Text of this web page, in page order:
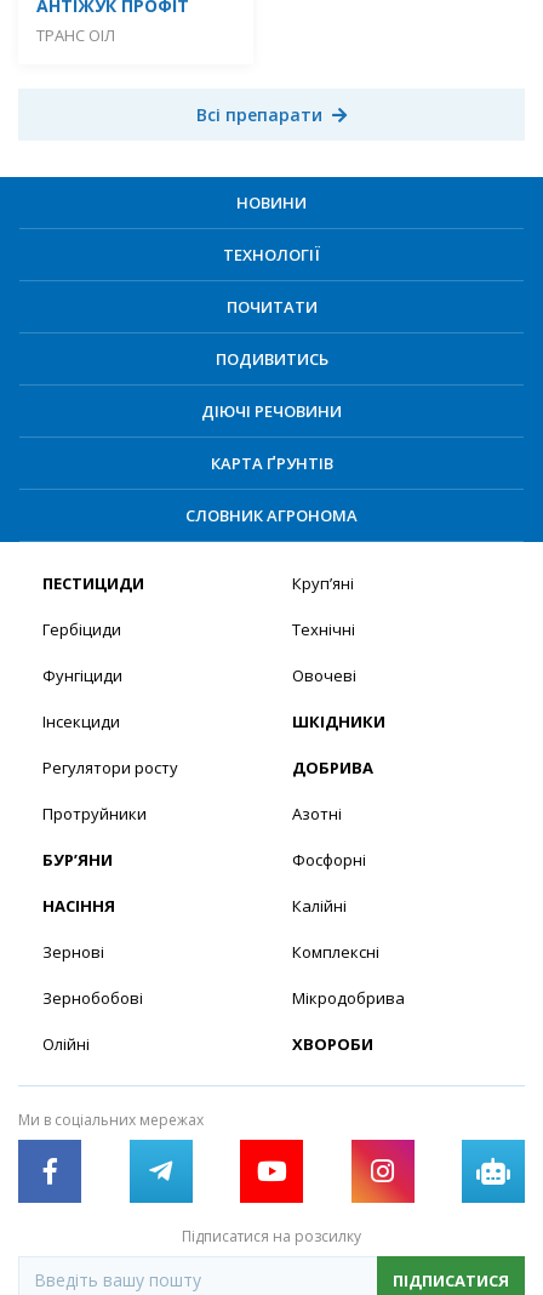
АНТІЖУК ПРОФІТ
ТРАНС ОІЛ
Всі препарати
НОВИНИ
ТЕХНОЛОГІЇ
ПОЧИТАТИ
ПОДИВИТИСЬ
ДІЮЧІ РЕЧОВИНИ
КАРТА ҐРУНТІВ
СЛОВНИК АГРОНОМА
ПЕСТИЦИДИ
Гербіциди
Фунгіциди
Інсекциди
Регулятори росту
Протруйники
БУР’ЯНИ
НАСІННЯ
Зернові
Зернобобові
Олійні
Круп’яні
Технічні
Овочеві
ШКІДНИКИ
ДОБРИВА
Азотні
Фосфорні
Калійні
Комплексні
Мікродобрива
ХВОРОБИ
Ми в соціальних мережах
Підписатися на розсилку
ПІДПИСАТИСЯ